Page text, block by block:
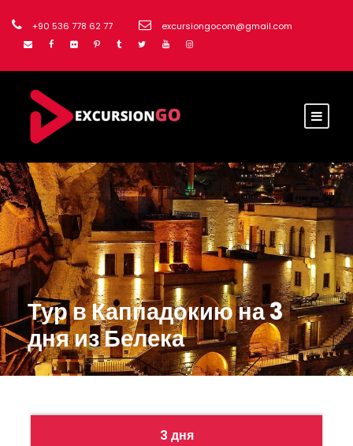
+90 536 778 62 77 excursiongocom@gmail.com
Тур в Каппадокию на 3
дня из Белека
3 дня